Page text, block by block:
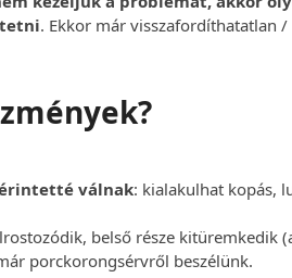
. Ekkor már visszafordíthatatlan /
válnak: kialakulhat kopás,
belső része kitüremkedik
porckorongsérvről beszélünk.